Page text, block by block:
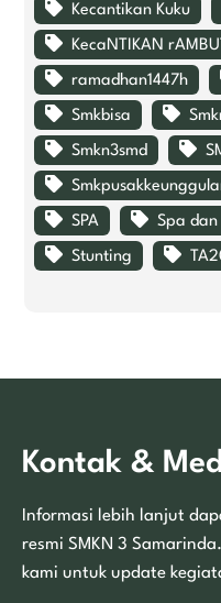
Kecantikan Kuku
KecaNTIKAN rAMBUT
ramadhan1447h
Smkbisa
Smkn3smd
SPA Spa
Stunting
Kontak &
Informasi lebih lanjut
resmi SMKN 3
kami untuk update